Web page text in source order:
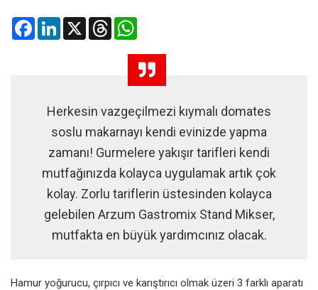
FacebookLinkedIn
X Threads
Herkesin vazgeçilmezi kıymalı domates
soslu makarnayı kendi evinizde yapma
zamanı! Gurmelere yakışır tarifleri kendi
mutfağınızda kolayca uygulamak artık çok
kolay. Zorlu tariflerin üstesinden kolayca
gelebilen Arzum Gastromix Stand Mikser,
mutfakta en büyük yardımcınız olacak.
Hamur yoğurucu, çırpıcı ve karıştırıcı olmak üzeri 3 farklı aparatı